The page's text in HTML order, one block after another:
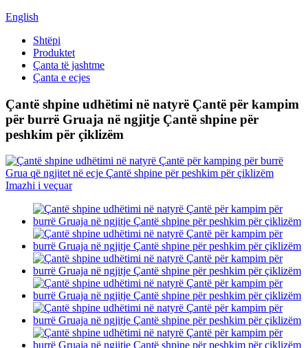
English
Shtëpi
Produktet
Çanta të jashtme
Çanta e ecjes
Çantë shpine udhëtimi në natyrë Çantë për kampim
për burrë Gruaja në ngjitje Çantë shpine për
peshkim për çiklizëm